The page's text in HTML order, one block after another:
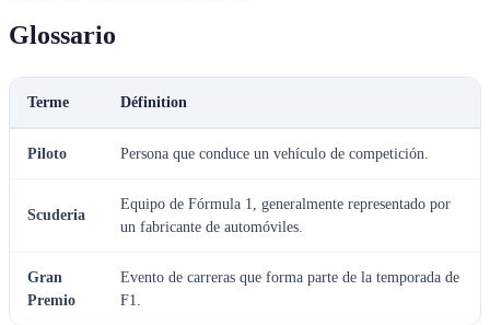
Glossario
Terme Définition
Piloto Persona que conduce un vehículo de competición.
Scuderia
Equipo de Fórmula 1, generalmente representado por
un fabricante de automóviles.
Gran
Premio
Evento de carreras que forma parte de la temporada de
F1.